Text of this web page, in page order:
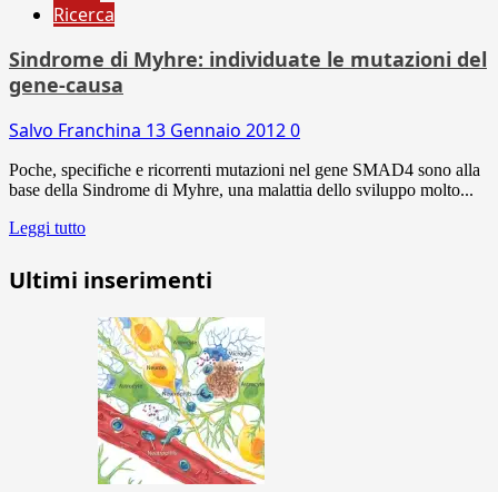
Ricerca
Sindrome di Myhre: individuate le mutazioni del
gene-causa
Salvo Franchina 13 Gennaio 20120
Poche, specifiche e ricorrenti mutazioni nel gene SMAD4 sono alla
base della Sindrome di Myhre, una malattia dello sviluppo molto...
Leggi tutto
Ultimi inserimenti